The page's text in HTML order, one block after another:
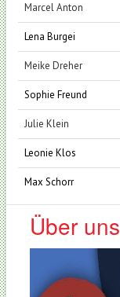
Marcel Anton
Lena Burgei
Meike Dreher
Sophie Freund
Julie Klein
Leonie Klos
Max Schorr
Über uns